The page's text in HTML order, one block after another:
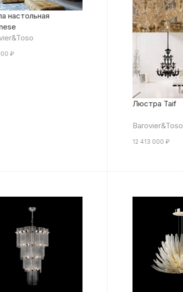
настольная
₽
Люстра Taif
Barovier&Toso
12 413 000 ₽